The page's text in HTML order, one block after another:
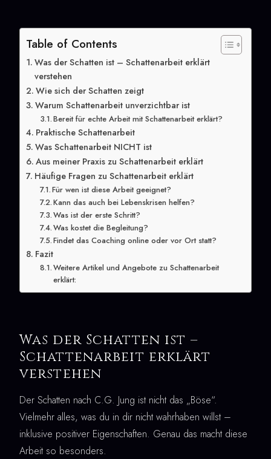
Table of Contents
Was der Schatten ist – Schattenarbeit erklärt
verstehen
Wie sich der Schatten zeigt
Warum Schattenarbeit unverzichtbar ist
Bereit für echte Arbeit mit Schattenarbeit erklärt?
Praktische Schattenarbeit
Was Schattenarbeit NICHT ist
Aus meiner Praxis zu Schattenarbeit erklärt
Häufige Fragen zu Schattenarbeit erklärt
Für wen ist diese Arbeit geeignet?
Kann das auch bei Lebenskrisen helfen?
Was ist der erste Schritt?
Was kostet die Begleitung?
Findet das Coaching online oder vor Ort statt?
Fazit
Weitere Artikel und Angebote zu Schattenarbeit
erklärt:
Was der Schatten ist –
Schattenarbeit erklärt
verstehen
Der Schatten nach C.G. Jung ist nicht das „Böse“.
Vielmehr alles, was du in dir nicht wahrhaben willst –
inklusive positiver Eigenschaften. Genau das macht diese
Arbeit so besonders.